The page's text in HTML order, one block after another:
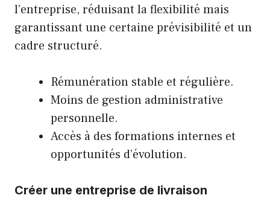
l’entreprise, réduisant la flexibilité mais
garantissant une certaine prévisibilité et un
cadre structuré.
Rémunération stable et régulière.
Moins de gestion administrative
personnelle.
Accès à des formations internes et
opportunités d’évolution.
Créer une entreprise de livraison